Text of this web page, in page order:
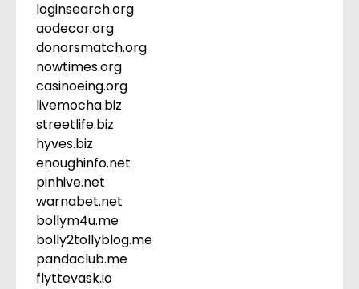
loginsearch.org
aodecor.org
donorsmatch.org
nowtimes.org
casinoeing.org
livemocha.biz
streetlife.biz
hyves.biz
enoughinfo.net
pinhive.net
warnabet.net
bollym4u.me
bolly2tollyblog.me
pandaclub.me
flyttevask.io